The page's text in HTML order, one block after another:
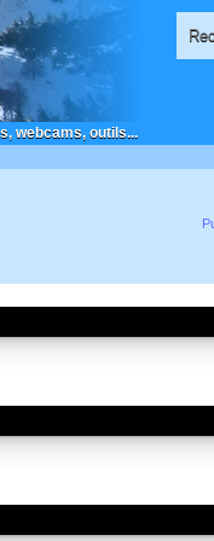
webcams, outils...